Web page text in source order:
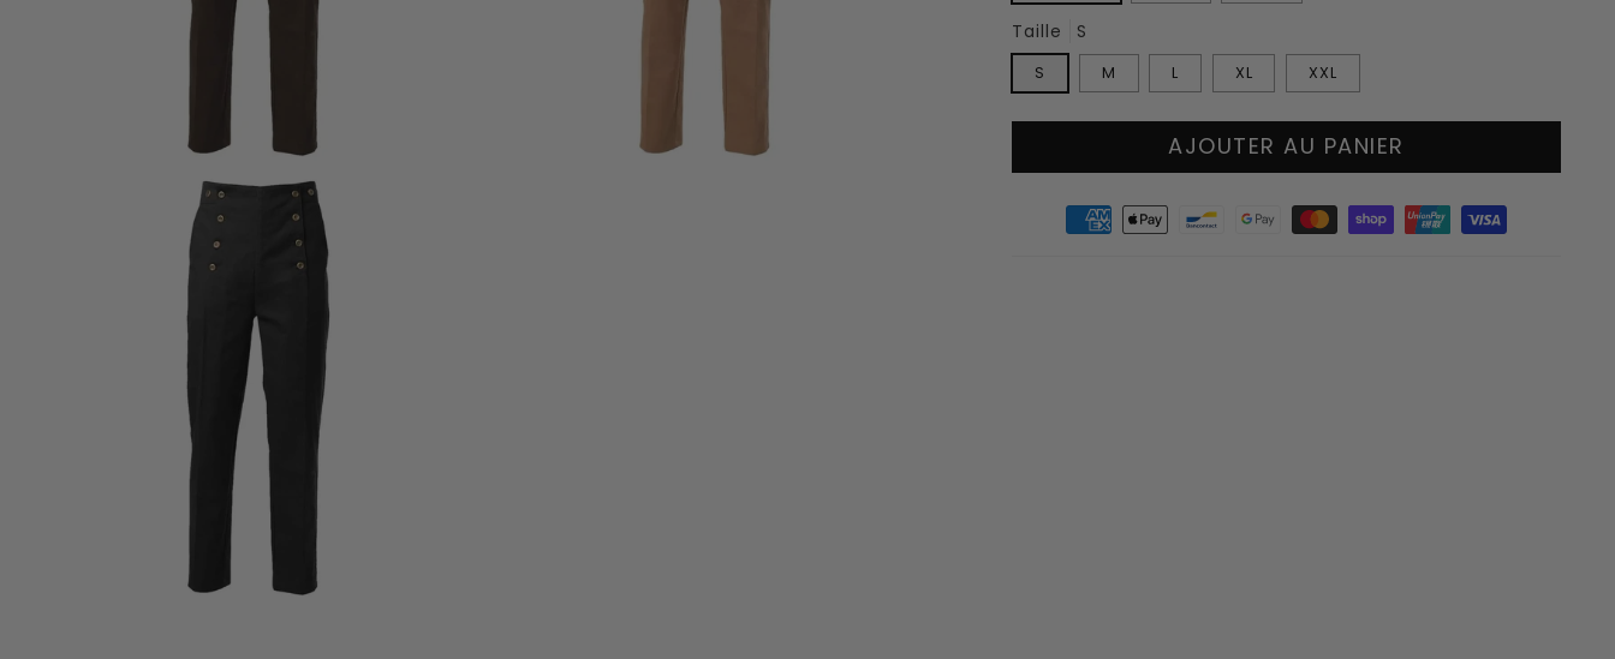
Taille S
S M L XL XXL
AJOUTER AU PANIER
Moyens